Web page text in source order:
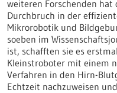
weiteren Forschenden hat
Durchbruch in der
Mikrorobotik und
soeben im
ist, schafften sie es
Kleinstroboter mit einem
Verfahren in den Hirn-
Echtzeit nachzuweisen